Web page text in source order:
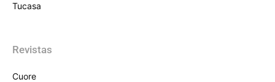
Tucasa
Revistas
Cuore